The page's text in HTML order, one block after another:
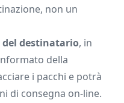
non un
del destinatario, in
della
i pacchi e potrà
di consegna on-line.